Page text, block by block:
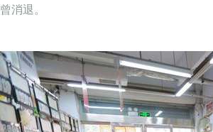
曾消退。